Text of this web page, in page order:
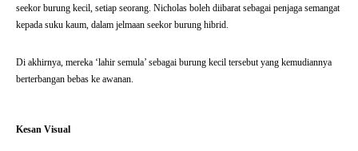
seekor burung kecil, setiap seorang. Nicholas boleh diibarat sebagai penjaga semangat
kepada suku kaum, dalam jelmaan seekor burung hibrid.
Di akhirnya, mereka ‘lahir semula’ sebagai burung kecil tersebut yang kemudiannya
berterbangan bebas ke awanan.
Kesan Visual